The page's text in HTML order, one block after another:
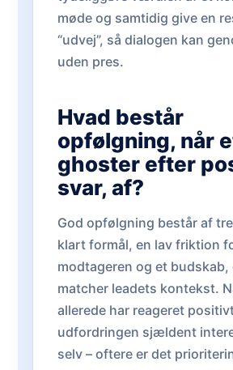
møde og samtidig give en
“udvej”, så dialogen kan
uden pres.
Hvad består
opfølgning, når
ghoster efter
svar, af?
God opfølgning består af
klart formål, en lav friktion
modtageren og et budskab,
matcher leadets kontekst.
allerede har reageret
udfordringen sjældent
selv – oftere er det